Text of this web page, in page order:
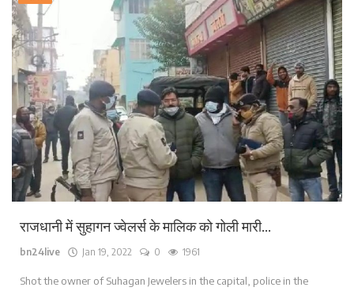
राजधानी में सुहागन ज्वेलर्स के मालिक को गोली मारी...
bn24live Jan 19, 2022 0 1961
Shot the owner of Suhagan Jewelers in the capital, police in the